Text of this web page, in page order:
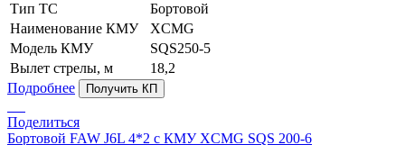
Тип ТС
Бортовой
Наименование КМУ
XCMG
Модель КМУ
SQS250-5
Вылет стрелы, м
18,2
Подробнее
Получить КП
Поделиться
Бортовой FAW J6L 4*2 с КМУ XCMG SQS 200-6